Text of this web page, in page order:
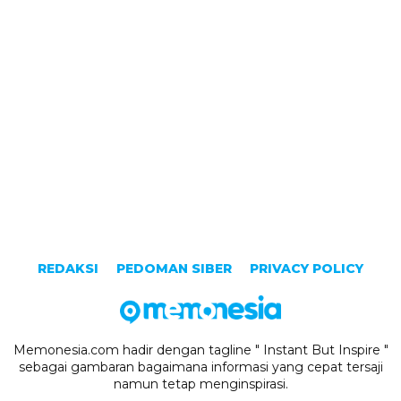
REDAKSI PEDOMAN SIBER PRIVACY POLICY
Memonesia.com hadir dengan tagline " Instant But Inspire "
sebagai gambaran bagaimana informasi yang cepat tersaji
namun tetap menginspirasi.